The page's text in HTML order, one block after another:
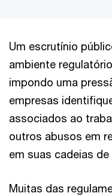
Um escrutínio
ambiente
impondo uma
empresas
associados ao
outros abusos em
em suas cadeias
Muitas das